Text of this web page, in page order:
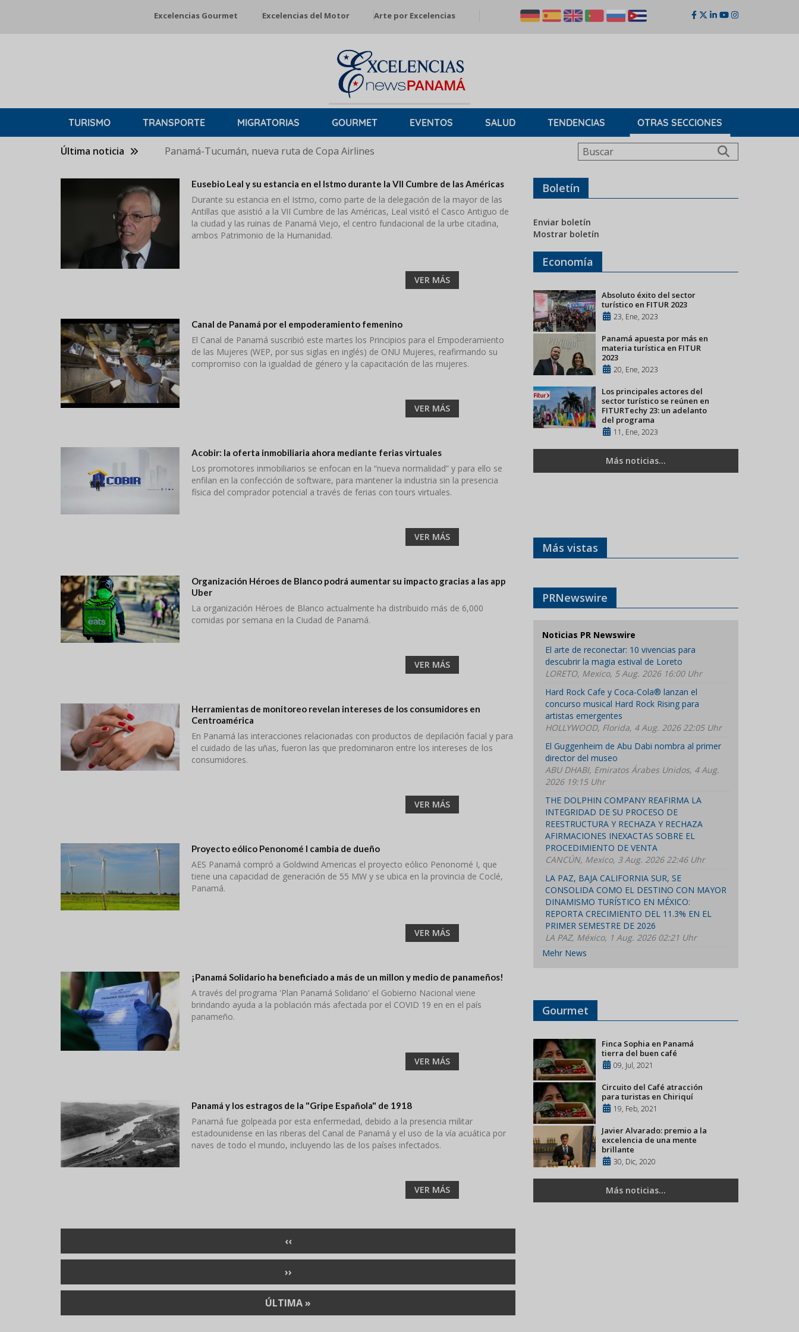
Excelencias Gourmet Excelencias del Motor Arte por Excelencias
TURISMO TRANSPORTE MIGRATORIAS GOURMET EVENTOS SALUD TENDENCIAS OTRAS SECCIONES
Última noticia Panamá-Tucumán, nueva ruta de Copa Airlines Buscar
Eusebio Leal y su estancia en el Istmo durante la VII Cumbre de las Américas
Durante su estancia en el Istmo, como parte de la delegación de la mayor de las
Antillas que asistió a la VII Cumbre de las Américas, Leal visitó el Casco Antiguo de
la ciudad y las ruinas de Panamá Viejo, el centro fundacional de la urbe citadina,
ambos Patrimonio de la Humanidad.
VER MÁS
Canal de Panamá por el empoderamiento femenino
El Canal de Panamá suscribió este martes los Principios para el Empoderamiento
de las Mujeres (WEP, por sus siglas en inglés) de ONU Mujeres, reafirmando su
compromiso con la igualdad de género y la capacitación de las mujeres.
VER MÁS
Acobir: la oferta inmobiliaria ahora mediante ferias virtuales
Los promotores inmobiliarios se enfocan en la “nueva normalidad” y para ello se
enfilan en la confección de software, para mantener la industria sin la presencia
física del comprador potencial a través de ferias con tours virtuales.
VER MÁS
Organización Héroes de Blanco podrá aumentar su impacto gracias a las app
Uber
La organización Héroes de Blanco actualmente ha distribuido más de 6,000
comidas por semana en la Ciudad de Panamá.
VER MÁS
Herramientas de monitoreo revelan intereses de los consumidores en
Centroamérica
En Panamá las interacciones relacionadas con productos de depilación facial y para
el cuidado de las uñas, fueron las que predominaron entre los intereses de los
consumidores.
VER MÁS
Proyecto eólico Penonomé I cambia de dueño
AES Panamá compró a Goldwind Americas el proyecto eólico Penonomé I, que
tiene una capacidad de generación de 55 MW y se ubica en la provincia de Coclé,
Panamá.
VER MÁS
¡Panamá Solidario ha beneficiado a más de un millon y medio de panameños!
A través del programa 'Plan Panamá Solidario' el Gobierno Nacional viene
brindando ayuda a la población más afectada por el COVID 19 en en el país
panameño.
VER MÁS
Panamá y los estragos de la "Gripe Española" de 1918
Panamá fue golpeada por esta enfermedad, debido a la presencia militar
estadounidense en las riberas del Canal de Panamá y el uso de la vía acuática por
naves de todo el mundo, incluyendo las de los países infectados.
VER MÁS
PÁGINA
ANTERIOR
‹‹
SIGUIENTE
PÁGINA
››
ÚLTIMA
PÁGINA
ÚLTIMA »
Boletín
Enviar boletín
Mostrar boletín
Economía
Absoluto éxito del sector
turístico en FITUR 2023
23, Ene, 2023
Panamá apuesta por más en
materia turística en FITUR
2023
20, Ene, 2023
Los principales actores del
sector turístico se reúnen en
FITURTechy 23: un adelanto
del programa
11, Ene, 2023
Más noticias...
Más vistas
PRNewswire
Noticias PR Newswire
El arte de reconectar: 10 vivencias para
descubrir la magia estival de Loreto
LORETO, Mexico, 5 Aug. 2026 16:00 Uhr
Hard Rock Cafe y Coca-Cola® lanzan el
concurso musical Hard Rock Rising para
artistas emergentes
HOLLYWOOD, Florida, 4 Aug. 2026 22:05 Uhr
El Guggenheim de Abu Dabi nombra al primer
director del museo
ABU DHABI, Emiratos Árabes Unidos, 4 Aug.
2026 19:15 Uhr
THE DOLPHIN COMPANY REAFIRMA LA
INTEGRIDAD DE SU PROCESO DE
REESTRUCTURA Y RECHAZA Y RECHAZA
AFIRMACIONES INEXACTAS SOBRE EL
PROCEDIMIENTO DE VENTA
CANCÚN, Mexico, 3 Aug. 2026 22:46 Uhr
LA PAZ, BAJA CALIFORNIA SUR, SE
CONSOLIDA COMO EL DESTINO CON MAYOR
DINAMISMO TURÍSTICO EN MÉXICO:
REPORTA CRECIMIENTO DEL 11.3% EN EL
PRIMER SEMESTRE DE 2026
LA PAZ, México, 1 Aug. 2026 02:21 Uhr
Mehr News
Gourmet
Finca Sophia en Panamá
tierra del buen café
09, Jul, 2021
Circuito del Café atracción
para turistas en Chiriquí
19, Feb, 2021
Javier Alvarado: premio a la
excelencia de una mente
brillante
30, Dic, 2020
Más noticias...